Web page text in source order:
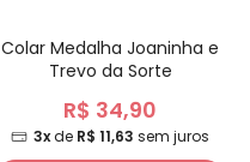
Colar Medalha Joaninha e
Trevo da Sorte
R$ 34,90
3xde R$ 11,63 sem juros